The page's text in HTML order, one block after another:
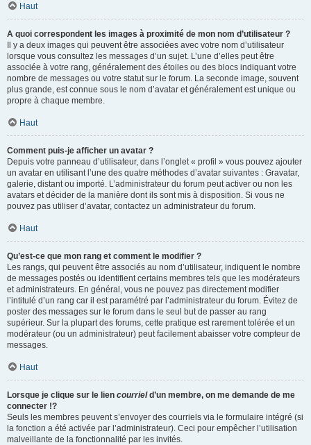
Haut
A quoi correspondent les images à proximité de mon nom d’utilisateur ?
Il y a deux images qui peuvent être associées avec votre nom d’utilisateur
lorsque vous consultez les messages d’un sujet. L’une d’elles peut être
associée à votre rang, généralement des étoiles ou des blocs indiquant votre
nombre de messages ou votre statut sur le forum. La seconde image, souvent
plus grande, est connue sous le nom d’avatar et généralement est unique ou
propre à chaque membre.
Haut
Comment puis-je afficher un avatar ?
Depuis votre panneau d’utilisateur, dans l’onglet « profil » vous pouvez ajouter
un avatar en utilisant l’une des quatre méthodes d’avatar suivantes : Gravatar,
galerie, distant ou importé. L’administrateur du forum peut activer ou non les
avatars et décider de la manière dont ils sont mis à disposition. Si vous ne
pouvez pas utiliser d’avatar, contactez un administrateur du forum.
Haut
Qu’est-ce que mon rang et comment le modifier ?
Les rangs, qui peuvent être associés au nom d’utilisateur, indiquent le nombre
de messages postés ou identifient certains membres tels que les modérateurs
et administrateurs. En général, vous ne pouvez pas directement modifier
l’intitulé d’un rang car il est paramétré par l’administrateur du forum. Évitez de
poster des messages sur le forum dans le seul but de passer au rang
supérieur. Sur la plupart des forums, cette pratique est rarement tolérée et un
modérateur (ou un administrateur) peut facilement abaisser votre compteur de
messages.
Haut
Lorsque je clique sur le lien courrield’un membre, on me demande de me
connecter !?
Seuls les membres peuvent s’envoyer des courriels via le formulaire intégré (si
la fonction a été activée par l’administrateur). Ceci pour empêcher l’utilisation
malveillante de la fonctionnalité par les invités.